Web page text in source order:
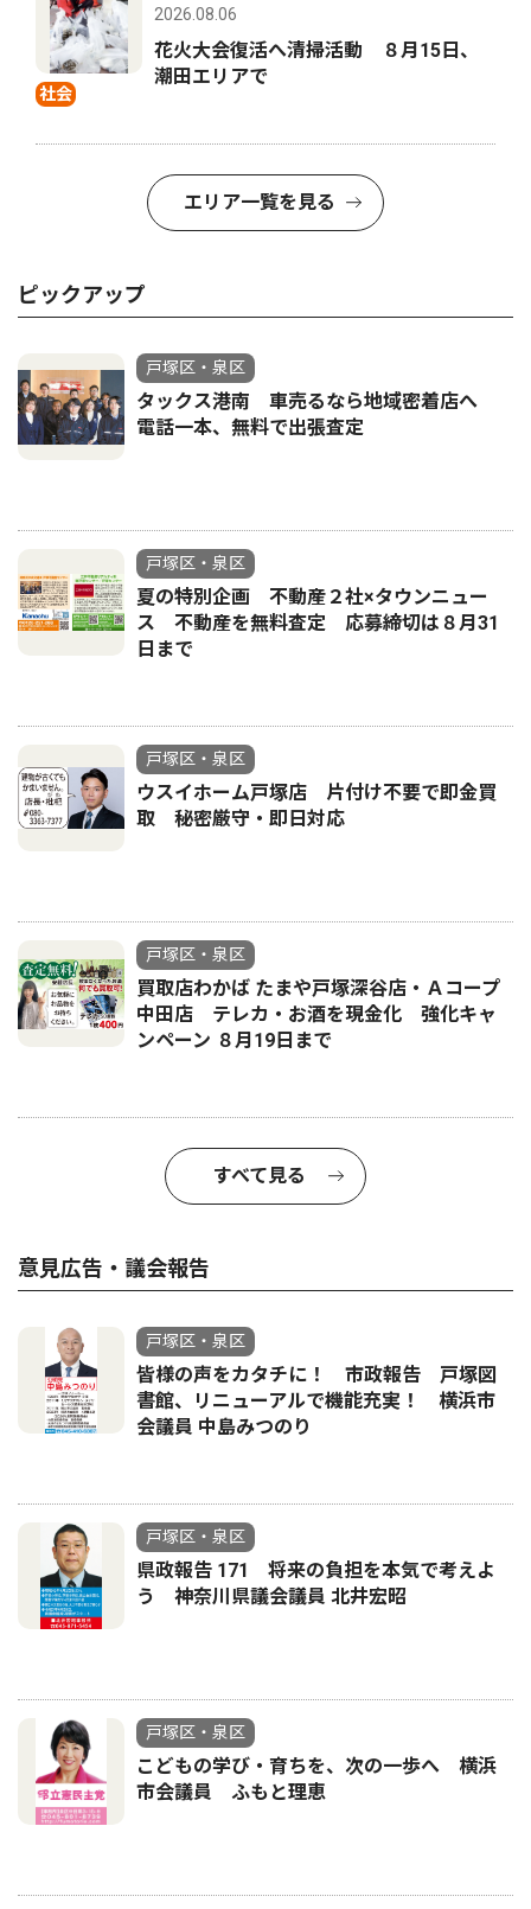
社会
2026.08.06
花火大会復活へ清掃活動 ８月15日、
潮田エリアで
エリア一覧を見る
ピックアップ
戸塚区・泉区
タックス港南 車売るなら地域密着店へ
電話一本、無料で出張査定
戸塚区・泉区
夏の特別企画 不動産２社×タウンニュー
ス 不動産を無料査定 応募締切は８月31
日まで
戸塚区・泉区
ウスイホーム戸塚店 片付け不要で即金買
取 秘密厳守・即日対応
戸塚区・泉区
買取店わかば たまや戸塚深谷店・Ａコープ
中田店 テレカ・お酒を現金化 強化キャ
ンペーン ８月19日まで
すべて見る
意見広告・議会報告
戸塚区・泉区
皆様の声をカタチに！ 市政報告 戸塚図
書館、リニューアルで機能充実！ 横浜市
会議員 中島みつのり
戸塚区・泉区
県政報告 171 将来の負担を本気で考えよ
う 神奈川県議会議員 北井宏昭
戸塚区・泉区
こどもの学び・育ちを、次の一歩へ 横浜
市会議員 ふもと理恵